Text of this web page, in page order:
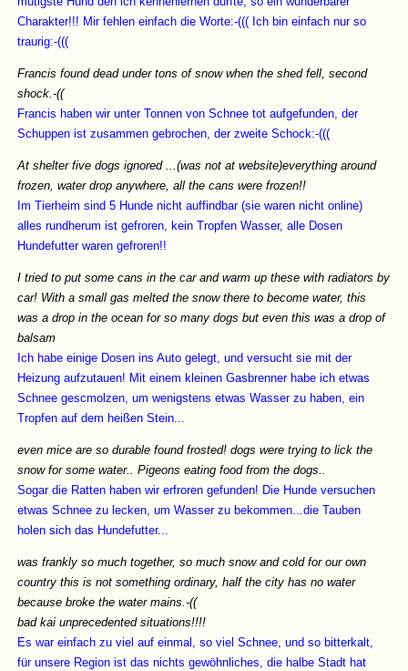
Charakter!!! Mir fehlen einfach die Worte:-((( Ich bin einfach nur so
traurig:-(((
Francis found dead under tons of snow when the shed fell, second
shock.-((
Francis haben wir unter Tonnen von Schnee tot aufgefunden, der
Schuppen ist zusammen gebrochen, der zweite Schock:-(((
At shelter five dogs ignored ...(was not at website)everything around
frozen, water drop anywhere, all the cans were frozen!!
Im Tierheim sind 5 Hunde nicht auffindbar (sie waren nicht online)
alles rundherum ist gefroren, kein Tropfen Wasser, alle Dosen
Hundefutter waren gefroren!!
I tried to put some cans in the car and warm up these with radiators by
car! With a small gas melted the snow there to become water, this
was a drop in the ocean for so many dogs but even this was a drop of
balsam
Ich habe einige Dosen ins Auto gelegt, und versucht sie mit der
Heizung aufzutauen! Mit einem kleinen Gasbrenner habe ich etwas
Schnee gescmolzen, um wenigstens etwas Wasser zu haben, ein
Tropfen auf dem heißen Stein...
even mice are so durable found frosted! dogs were trying to lick the
snow for some water.. Pigeons eating food from the dogs..
Sogar die Ratten haben wir erfroren gefunden! Die Hunde versuchen
etwas Schnee zu lecken, um Wasser zu bekommen...die Tauben
holen sich das Hundefutter...
was frankly so much together, so much snow and cold for our own
country this is not something ordinary, half the city has no water
because broke the water mains.-((
bad kai unprecedented situations!!!!
Es war einfach zu viel auf einmal, so viel Schnee, und so bitterkalt,
für unsere Region ist das nichts gewöhnliches, die halbe Stadt hat